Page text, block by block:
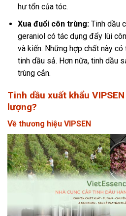
hư tổn của tóc.
Xua đuổi côn trùng:Tinh dầu
geraniol có tác dụng đẩy lùi
và kiến. Những hợp chất này
tinh dầu sả. Hơn nữa, tinh dầu
trùng cắn.
Tinh dầu xuất khẩu
lượng?
Về thương hiệu VIPSEN